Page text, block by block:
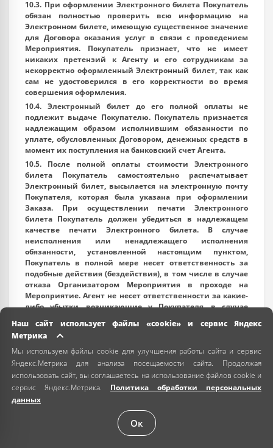
10.3. При оформлении Электронного билета Покупатель
обязан полностью проверить всю информацию на
Электронном билете, имеющую существенное значение
для Договора оказания услуг в связи с проведением
Мероприятия. Покупатель признает, что не имеет
никаких претензий к Агенту и его сотрудникам за
некорректно оформленный Электронный билет, так как
сам не удостоверился в его корректности во время
совершения оформления.
10.4. Электронный билет до его полной оплаты не
подлежит выдаче Покупателю. Покупатель признается
надлежащим образом исполнившим обязанности по
уплате, обусловленных Договором, денежных средств в
момент их поступления на банковский счет Агента.
10.5. После полной оплаты стоимости Электронного
билета Покупатель самостоятельно распечатывает
Электронный билет, высылается на электронную почту
Покупателя, которая была указана при оформлении
Заказа. При осуществлении печати Электронного
билета Покупатель должен убедиться в надлежащем
качестве печати Электронного билета. В случае
неисполнения или ненадлежащего исполнения
обязанности, установленной настоящим пунктом,
Покупатель в полной мере несет ответственность за
подобные действия (бездействия), в том числе в случае
отказа Организатором Мероприятия в проходе на
Мероприятие. Агент не несет ответственности за какие-
либо убытки, возникающие у Покупателя, в случае
что Агент не является стороной по договору оказания
услуг, связанных с проведением Мероприятия.
10.6. При проходе на Мероприятие Покупатель обязан
иметь при себе надлежащим образом распечатанный
Электронный билет, удостоверение личности и
банковскую карточку, с которой производилась оплата
номинальной стоимости Электронного билета.
10.7. Покупатель самостоятельно несет ответственность
за сохранность и защиту Электронного билета от
копирования. В случае копирования Электронного
Наш сайт использует файлы «cookie» и сервис Яндекс
Метрика
Мы используем файлы cookie для улучшения работы сайта и сервис
Яндекс.Метрика для анализа посещаемости сайта. Продолжая
использовать сайт, вы соглашаетесь на использование файлов cookie и
сервис Яндекс.Метрика. Политика обработки персональных
данных
Ок